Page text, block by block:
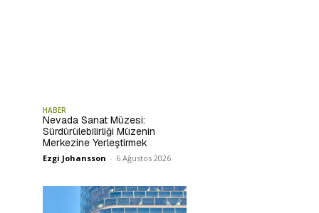
HABER
Nevada Sanat Müzesi:
Sürdürülebilirliği Müzenin
Merkezine Yerleştirmek
Ezgi Johansson - 6 Ağustos 2026